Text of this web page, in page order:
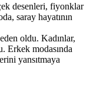
desenleri, fiyonklar
saray hayatının
oldu. Kadınlar,
Erkek modasında
yansıtmaya